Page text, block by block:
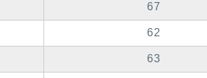
67
62
63